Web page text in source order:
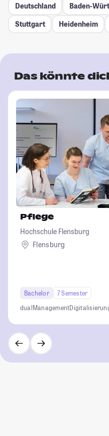
Deutschland
Baden-
Stuttgart
Heidenheim
Das könnte
Pflege
Hochschule Flensburg
Flensburg
Bachelor
7 Semester
dualManagement